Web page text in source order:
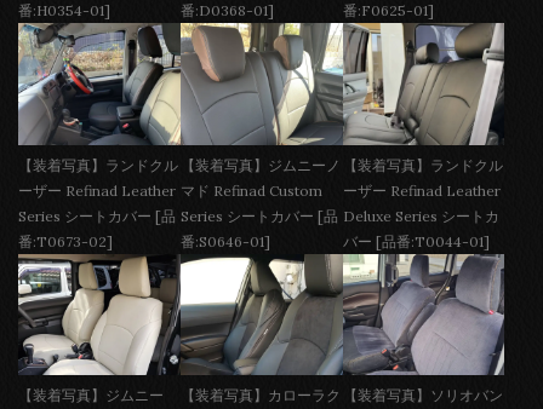
番:H0354-01]
番:D0368-01]
番:F0625-01]
【装着写真】ランドクル
ーザー Refinad Leather
Series シートカバー [品
番:T0673-02]
【装着写真】ジムニーノ
マド Refinad Custom
Series シートカバー [品
番:S0646-01]
【装着写真】ランドクル
ーザー Refinad Leather
Deluxe Series シートカ
バー [品番:T0044-01]
【装着写真】ジムニー
【装着写真】カローラク
【装着写真】ソリオバン